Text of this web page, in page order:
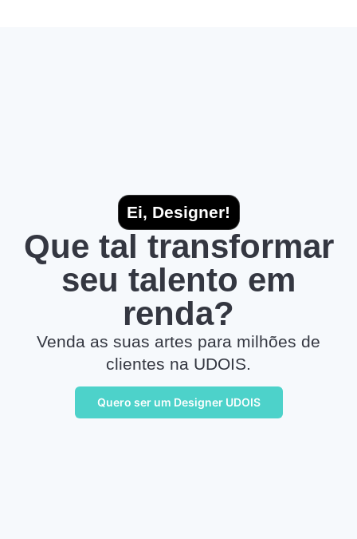
Ei, Designer!
Que tal transformar
seu talento em
renda?
Venda as suas artes para milhões de
clientes na UDOIS.
Quero ser um Designer UDOIS